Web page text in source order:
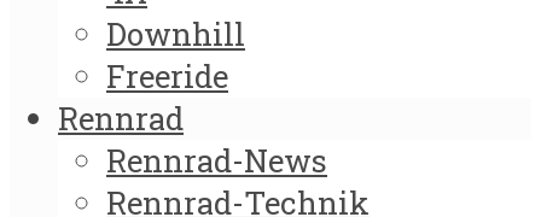
Downhill
Freeride
Rennrad
Rennrad-News
Rennrad-Technik